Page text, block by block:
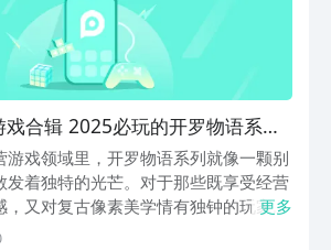
合辑 2025必玩的开罗物语系列
游戏领域里，开罗物语系列就像一颗别
发着独特的光芒。对于那些既享受经营
，又对复古像素美学情有独钟的玩家来
戏大全的游戏值得大家一试，恰似为
更多